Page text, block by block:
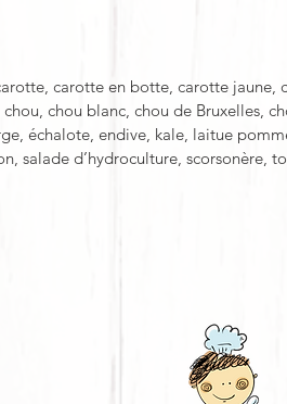
carotte en botte, carotte jaune,
chou blanc, chou de Bruxelles,
échalote, endive, kale, laitue
salade d’hydroculture, scorsonère,